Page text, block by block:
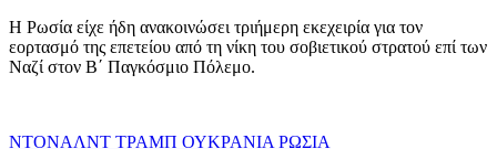
Η Ρωσία είχε ήδη ανακοινώσει τριήμερη εκεχειρία για τον
εορτασμό της επετείου από τη νίκη του σοβιετικού στρατού επί των
Ναζί στον Β΄ Παγκόσμιο Πόλεμο.
ΝΤΟΝΑΛΝΤ ΤΡΑΜΠ ΟΥΚΡΑΝΙΑ ΡΩΣΙΑ